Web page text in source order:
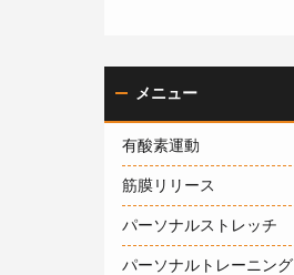
メニュー
有酸素運動
筋膜リリース
パーソナルストレッチ
パーソナルトレーニング